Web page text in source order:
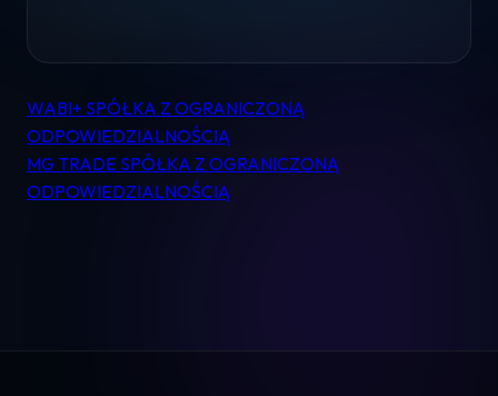
Pomoc
Kontakt
Nawigacja
wpisu
WABI+ SPÓŁKA Z OGRANICZONĄ
ODPOWIEDZIALNOŚCIĄ
MG TRADE SPÓŁKA Z OGRANICZONĄ
ODPOWIEDZIALNOŚCIĄ